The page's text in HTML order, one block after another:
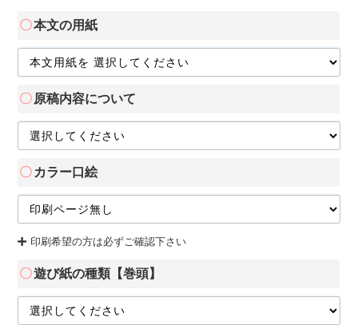
本文の用紙
原稿内容について
カラー口絵
印刷希望の方は必ずご確認下さい
遊び紙の種類【巻頭】